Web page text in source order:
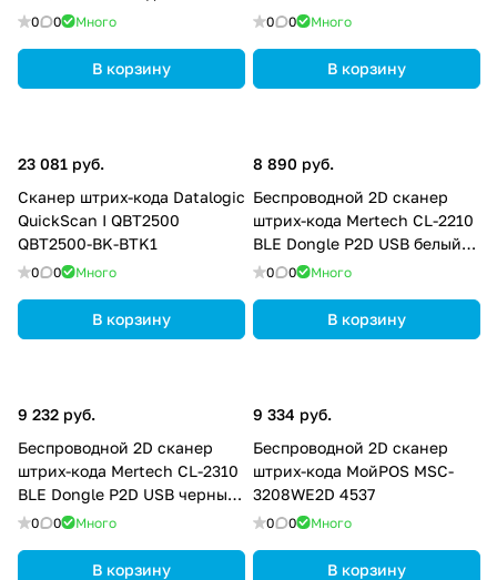
(cradle) 4538
0 0 Много
В корзину
0 0 Много
В корзину
23 081 руб.
Сканер штрих-кода Datalogic
QuickScan I QBT2500
QBT2500-BK-BTK1
0 0 Много
В корзину
8 890 руб.
Беспроводной 2D сканер
штрих-кода Mertech CL-2210
BLE Dongle P2D USB белый
4833
0 0 Много
В корзину
9 232 руб.
Беспроводной 2D сканер
штрих-кода Mertech CL-2310
BLE Dongle P2D USB черный
4812
0 0 Много
В корзину
9 334 руб.
Беспроводной 2D сканер
штрих-кода МойPOS MSC-
3208WE2D 4537
0 0 Много
В корзину